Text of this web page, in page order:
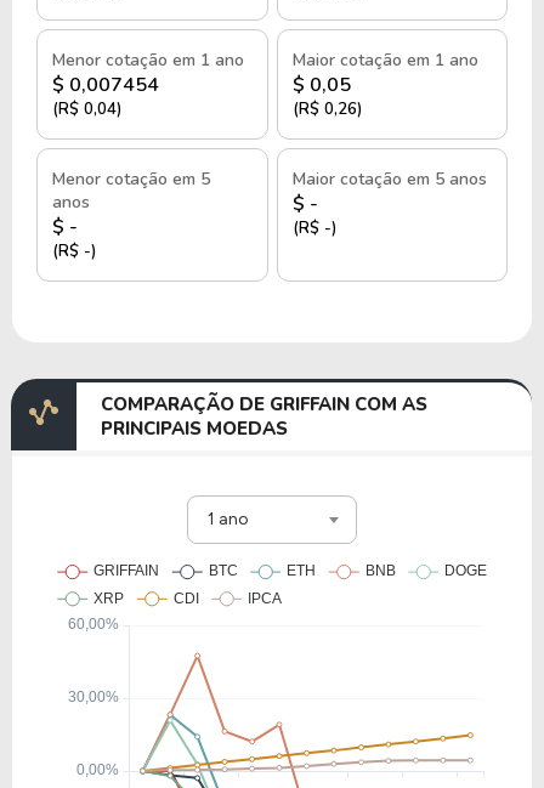
Menor cotação em 1 ano
$ 0,007454
(R$ 0,04)
Maior cotação em 1 ano
$ 0,05
(R$ 0,26)
Menor cotação em 5
anos
$ -
(R$ -)
Maior cotação em 5 anos
$ -
(R$ -)
COMPARAÇÃO DE GRIFFAIN COM AS
PRINCIPAIS MOEDAS
1 ano